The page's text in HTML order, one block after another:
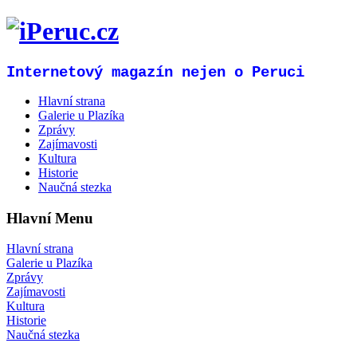
Internetový magazín nejen o Peruci
Hlavní strana
Galerie u Plazíka
Zprávy
Zajímavosti
Kultura
Historie
Naučná stezka
Hlavní Menu
Hlavní strana
Galerie u Plazíka
Zprávy
Zajímavosti
Kultura
Historie
Naučná stezka